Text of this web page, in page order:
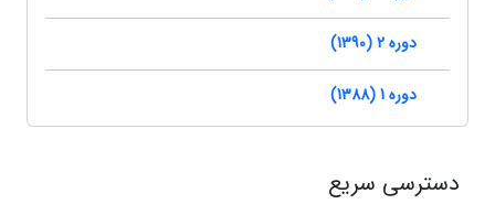
دوره 2 (1390)
دوره 1 (1388)
دسترسی سریع